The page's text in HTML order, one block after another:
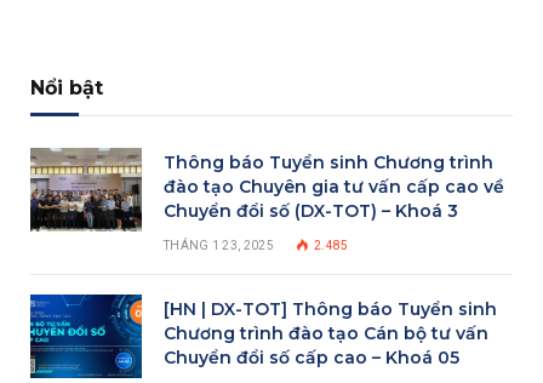
Nổi bật
Thông báo Tuyển sinh Chương trình
đào tạo Chuyên gia tư vấn cấp cao về
Chuyển đổi số (DX-TOT) – Khoá 3
THÁNG 1 23, 2025 2.485
[HN | DX-TOT] Thông báo Tuyển sinh
Chương trình đào tạo Cán bộ tư vấn
Chuyển đổi số cấp cao – Khoá 05